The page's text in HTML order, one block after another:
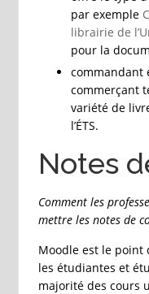
par exemple
librairie de
pour la
commandant
commerçant
variété de
l’ÉTS.
Notes
Comment les
mettre les notes de
Moodle est le point
les étudiantes et
majorité des cours